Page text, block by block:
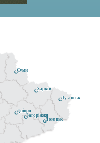
Донецьк
Луганськ
Дніпро
Суми
Запоріжжя
Харків